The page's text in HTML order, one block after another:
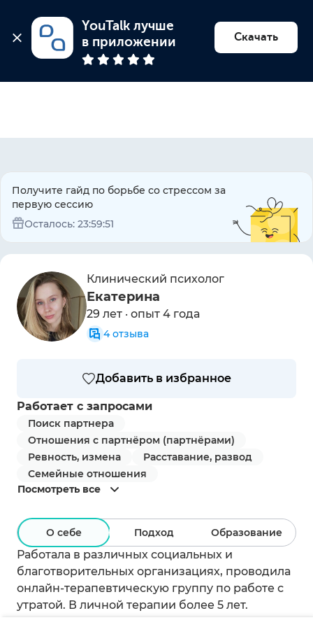
YouTalk лучше
в приложении
Скачать
Найти психолога
Получите гайд по борьбе со стрессом за
первую сессию
Осталось: 23:59:51
Клинический психолог
Екатерина
29 лет · опыт 4 года
4 отзыва
Добавить в избранное
Работает с запросами
Поиск партнера
Отношения с партнёром (партнёрами)
Ревность, измена
Расставание, развод
Семейные отношения
Посмотреть все
О себе Подход Образование
Работала в различных социальных и
благотворительных организациях, проводила
онлайн-терапевтическую группу по работе с
утратой. В личной терапии более 5 лет.